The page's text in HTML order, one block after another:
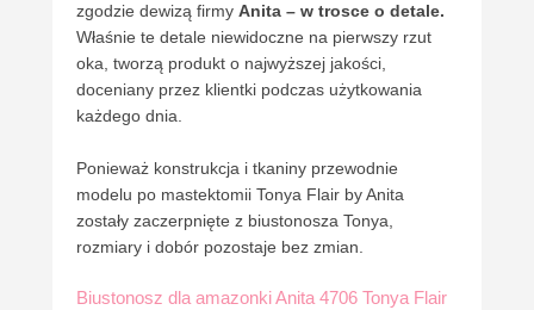
zgodzie dewizą firmy Anita – w trosce o detale.
Właśnie te detale niewidoczne na pierwszy rzut
oka, tworzą produkt o najwyższej jakości,
doceniany przez klientki podczas użytkowania
każdego dnia.
Ponieważ konstrukcja i tkaniny przewodnie
modelu po mastektomii Tonya Flair by Anita
zostały zaczerpnięte z biustonosza Tonya,
rozmiary i dobór pozostaje bez zmian.
Biustonosz dla amazonki Anita 4706 Tonya Flair